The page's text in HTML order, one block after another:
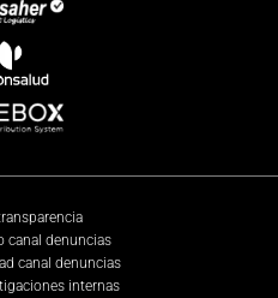
canal denuncias
canal denuncias
internas